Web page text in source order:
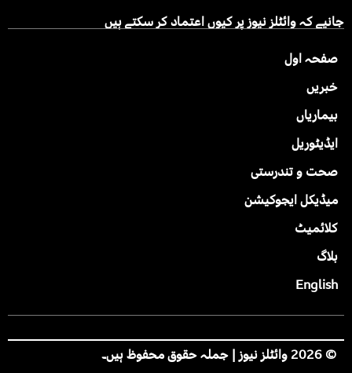
جانیے کہ وائٹلز نیوز پر کیوں اعتماد کر سکتے ہیں
صفحہ اول
خبریں
بیماریاں
ایڈیٹوریل
صحت و تندرستی
میڈیکل ایجوکیشن
کلائمیٹ
بلاگ
English
© 2026 وائٹلز نیوز | جملہ حقوق محفوظ ہیں۔